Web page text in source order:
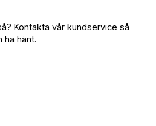
Kontakta vår kundservice så
ha hänt.